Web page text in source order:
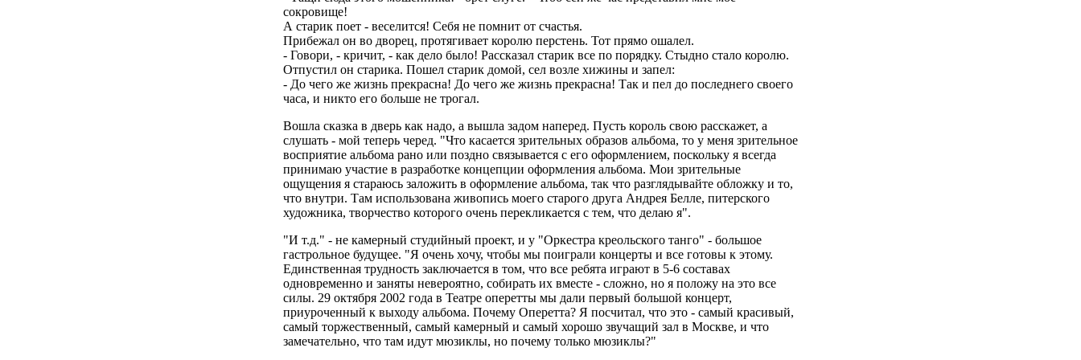
сокровище!
А старик поет - веселится! Себя не помнит от счастья.
Прибежал он во дворец, протягивает королю перстень. Тот прямо ошалел.
- Говори, - кричит, - как дело было! Рассказал старик все по порядку. Стыдно стало королю.
Отпустил он старика. Пошел старик домой, сел возле хижины и запел:
- До чего же жизнь прекрасна! До чего же жизнь прекрасна! Так и пел до последнего своего
часа, и никто его больше не трогал.
Вошла сказка в дверь как надо, а вышла задом наперед. Пусть король свою расскажет, а
слушать - мой теперь черед. "Что касается зрительных образов альбома, то у меня зрительное
восприятие альбома рано или поздно связывается с его оформлением, поскольку я всегда
принимаю участие в разработке концепции оформления альбома. Мои зрительные
ощущения я стараюсь заложить в оформление альбома, так что разглядывайте обложку и то,
что внутри. Там использована живопись моего старого друга Андрея Белле, питерского
художника, творчество которого очень перекликается с тем, что делаю я".
"И т.д." - не камерный студийный проект, и у "Оркестра креольского танго" - большое
гастрольное будущее. "Я очень хочу, чтобы мы поиграли концерты и все готовы к этому.
Единственная трудность заключается в том, что все ребята играют в 5-6 составах
одновременно и заняты невероятно, собирать их вместе - сложно, но я положу на это все
силы. 29 октября 2002 года в Театре оперетты мы дали первый большой концерт,
приуроченный к выходу альбома. Почему Оперетта? Я посчитал, что это - самый красивый,
самый торжественный, самый камерный и самый хорошо звучащий зал в Москве, и что
замечательно, что там идут мюзиклы, но почему только мюзиклы?"